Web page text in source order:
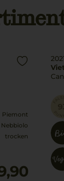
Piemont
Nebbiolo
trocken